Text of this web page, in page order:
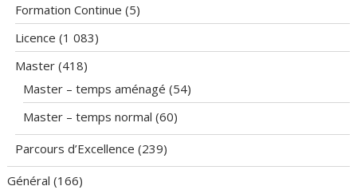
Formation Continue (5)
Licence (1 083)
Master (418)
Master – temps aménagé (54)
Master – temps normal (60)
Parcours d’Excellence (239)
Général (166)